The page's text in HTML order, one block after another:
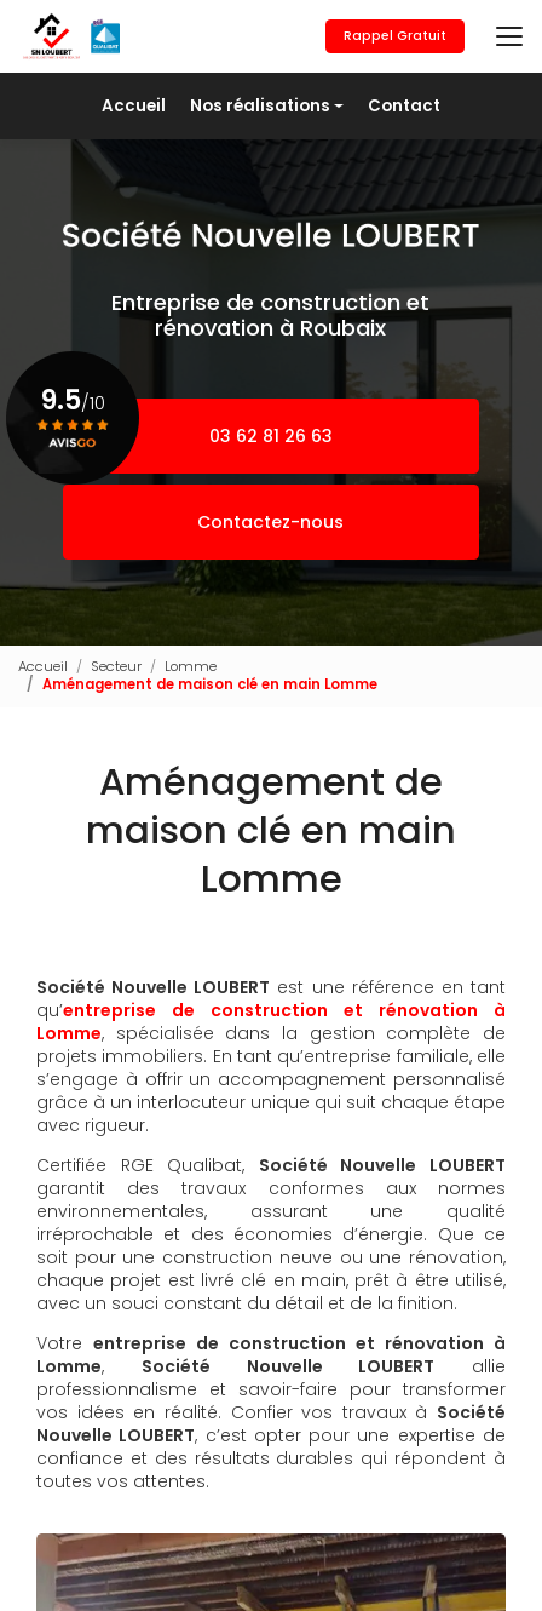
contenu
principal
Accueil Nos réalisations
Maçonnerie générale
Revêtement de sols
Placo/Isolation
Pose de fer
Contact
Rappel Gratuit
Entreprise de construction et
rénovation à Roubaix
03 62 81 26 63
Contactez-nous
9.5/10
Voir le certificat
Accueil Secteur
Lomme
Aménagement de maison clé en main Lomme
Aménagement de
maison clé en main
Lomme
Société Nouvelle LOUBERT est une référence en tant
qu’entreprise de construction et rénovation à
Lomme, spécialisée dans la gestion complète de
projets immobiliers. En tant qu’entreprise familiale, elle
s’engage à offrir un accompagnement personnalisé
grâce à un interlocuteur unique qui suit chaque étape
avec rigueur.
Certifiée RGE Qualibat, Société Nouvelle LOUBERT
garantit des travaux conformes aux normes
environnementales, assurant une qualité
irréprochable et des économies d’énergie. Que ce
soit pour une construction neuve ou une rénovation,
chaque projet est livré clé en main, prêt à être utilisé,
avec un souci constant du détail et de la finition.
Votre entreprise de construction et rénovation à
Lomme, Société Nouvelle LOUBERT allie
professionnalisme et savoir-faire pour transformer
vos idées en réalité. Confier vos travaux à Société
Nouvelle LOUBERT, c’est opter pour une expertise de
confiance et des résultats durables qui répondent à
toutes vos attentes.